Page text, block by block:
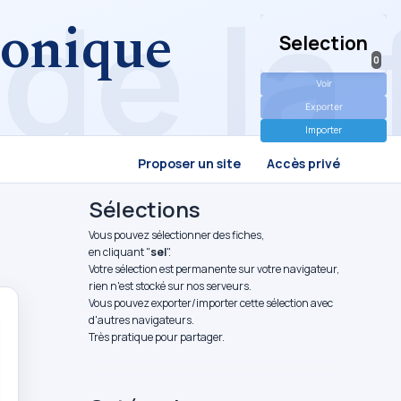
Proposer un site Accès privé
Selection
0
Voir
Exporter
Importer
Sélections
Vous pouvez sélectionner des fiches,
en cliquant "sel".
Votre sélection est permanente sur votre navigateur,
rien n'est stocké sur nos serveurs.
Vous pouvez exporter/importer cette sélection avec
d'autres navigateurs.
Très pratique pour partager.